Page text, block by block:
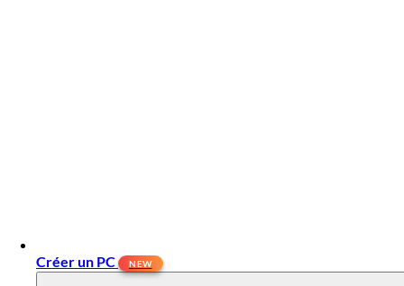
Créer un PC NEW